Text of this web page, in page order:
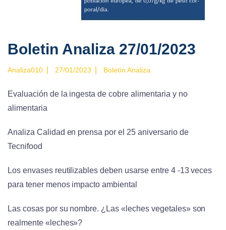
Boletin Analiza 27/01/2023
Analiza010 27/01/2023 Boletín Analiza
Evaluación de la ingesta de cobre alimentaria y no
alimentaria
Analiza Calidad en prensa por el 25 aniversario de
Tecnifood
Los envases reutilizables deben usarse entre 4 -13 veces
para tener menos impacto ambiental
Las cosas por su nombre. ¿Las «leches vegetales» son
realmente «leches»?